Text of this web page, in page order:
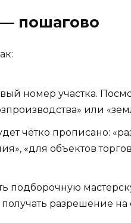
— пошагово
номер участка.
или
чётко прописано:
«для объектов
подборочную
разрешение